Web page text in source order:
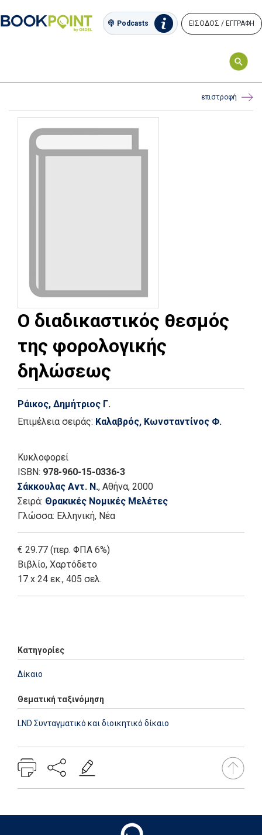
Podcasts ΕΙΣΟΔΟΣ / ΕΓΓΡΑΦΗ
επιστροφή
Ο διαδικαστικός θεσμός
της φορολογικής
δηλώσεως
Ράικος, Δημήτριος Γ.
Επιμέλεια σειράς: Καλαβρός, Κωνσταντίνος Φ.
Κυκλοφορεί
ISBN: 978-960-15-0336-3
Σάκκουλας Αντ. Ν., Αθήνα, 2000
Σειρά: Θρακικές Νομικές Μελέτες
Γλώσσα: Ελληνική, Νέα
€ 29.77 (περ. ΦΠΑ 6%)
Βιβλίο, Χαρτόδετο
17 x 24 εκ., 405 σελ.
Κατηγορίες
Δίκαιο
Θεματική ταξινόμηση
LND Συνταγματικό και διοικητικό δίκαιο